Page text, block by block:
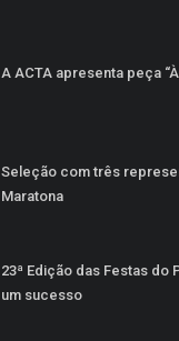
A ACTA apresenta peça
Seleção com três
Maratona
23ª Edição das Festas do
um sucesso